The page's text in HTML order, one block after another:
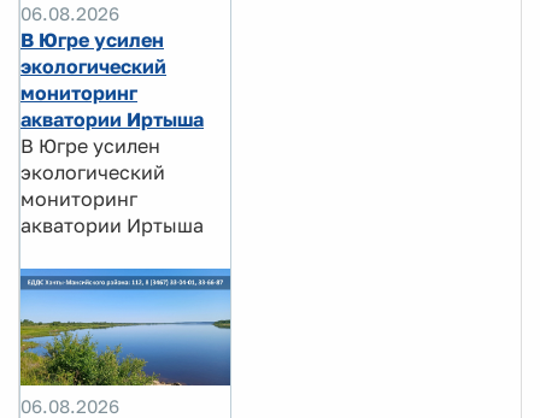
06.08.2026
В Югре усилен
экологический
мониторинг
акватории Иртыша
В Югре усилен
экологический
мониторинг
акватории Иртыша
06.08.2026